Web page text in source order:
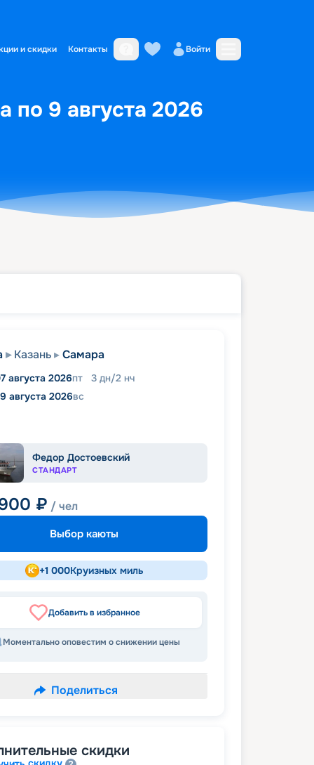
и скидки Контакты Войти
по 9 августа 2026
Казань Самара
августа 2026пт 3 дн/2 нч
августа 2026вс
Федор Достоевский
СТАНДАРТ
₽ / чел
Выбор каюты
+1 000Круизных миль
Добавить в избранное
Моментально оповестим о снижении цены
Поделиться
скидки